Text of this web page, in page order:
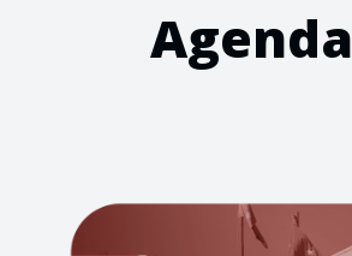
Agenda